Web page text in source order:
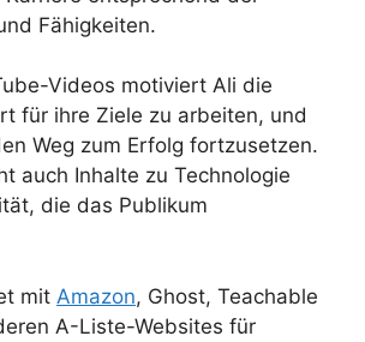
Fähigkeiten.
Videos motiviert Ali die
für ihre Ziele zu arbeiten, und
Weg zum Erfolg fortzusetzen.
auch Inhalte zu Technologie
die das Publikum
mit Amazon, Ghost, Teachable
A-Liste-Websites für